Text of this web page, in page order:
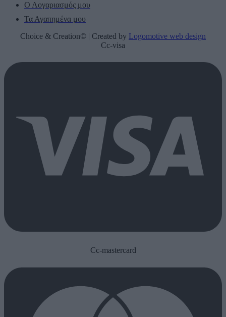
Ο Λογαριασμός μου
Τα Αγαπημένα μου
Choice & Creation© | Created by Logomotive web design
Cc-visa
Cc-mastercard